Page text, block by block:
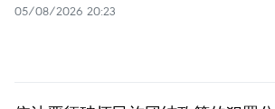
05/08/2026 20:23